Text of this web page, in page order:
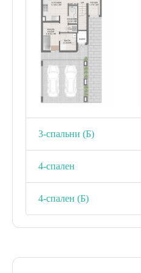
3-спальни (Б)
4-спален
4-спален (Б)